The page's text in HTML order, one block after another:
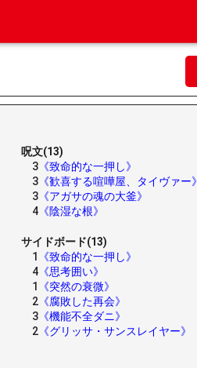
呪文(13)
3 《致命的な一押し》
3 《歓喜する喧嘩屋、タイヴァー》
3 《アガサの魂の大釜》
4 《陰湿な根》
サイドボード(13)
1
《致命的な一押し》
4 《思考囲い》
1
《突然の衰微》
2 《腐敗した再会》
3 《機能不全ダニ》
2 《グリッサ・サンスレイヤー》